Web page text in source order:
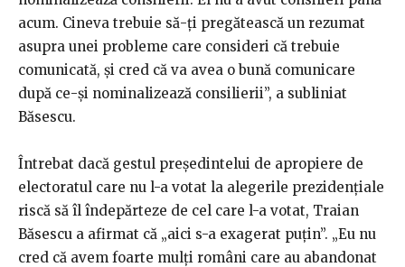
acum. Cineva trebuie să-ți pregătească un rezumat
asupra unei probleme care consideri că trebuie
comunicată, și cred că va avea o bună comunicare
după ce-și nominalizează consilierii”, a subliniat
Băsescu.
Întrebat dacă gestul președintelui de apropiere de
electoratul care nu l-a votat la alegerile prezidențiale
riscă să îl îndepărteze de cel care l-a votat, Traian
Băsescu a afirmat că „aici s-a exagerat puțin”. „Eu nu
cred că avem foarte mulți români care au abandonat